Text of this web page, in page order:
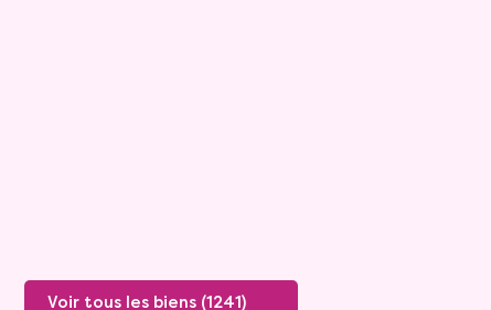
Voir tous les biens (1241)